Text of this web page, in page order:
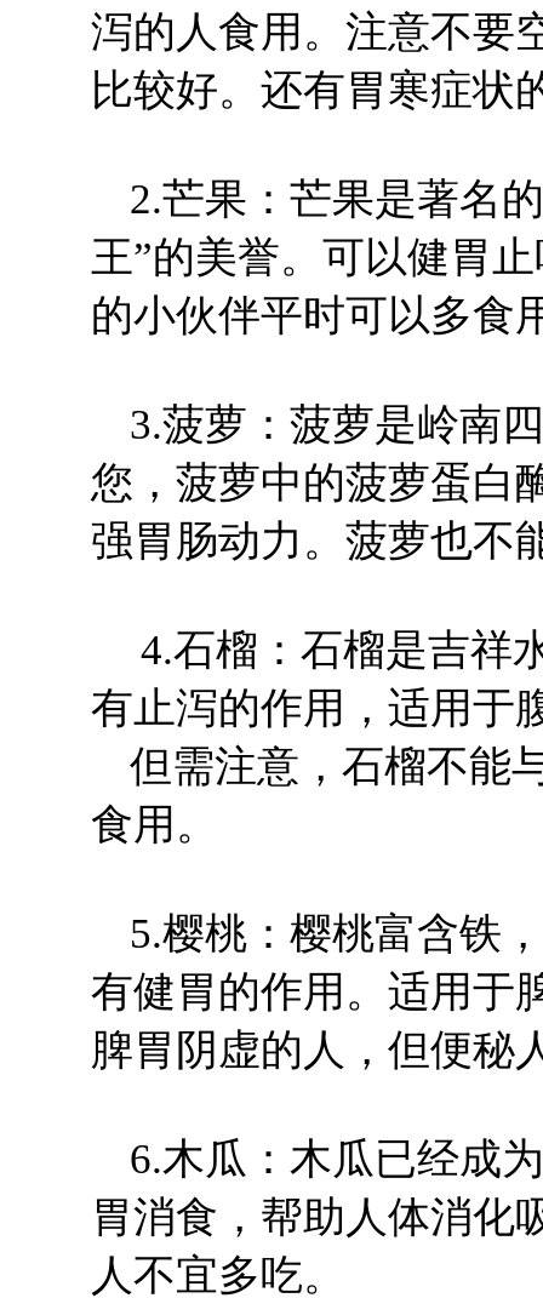
泻的人食用。注意不要
比较好。还有胃寒症状
2.芒果：芒果是著名
王”的美誉。可以健胃
的小伙伴平时可以多食
3.菠萝：菠萝是岭南
您，菠萝中的菠萝蛋白
强胃肠动力。菠萝也不
4.石榴：石榴是吉祥
有止泻的作用，适用于
但需注意，石榴不能
食用。
5.樱桃：樱桃富含铁
有健胃的作用。适用于
脾胃阴虚的人，但便秘
6.木瓜：木瓜已经成
胃消食，帮助人体消化
人不宜多吃。